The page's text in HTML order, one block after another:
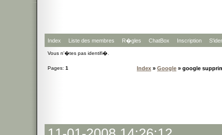
Index Liste des membres R�gles ChatBox Inscription
Vous n'�tes pas identifi�.
Pages: 1 Index » Google » google